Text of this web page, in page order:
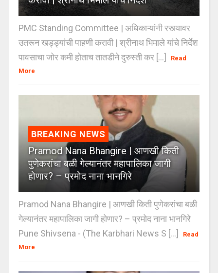
PMC Standing Committee | अधिकाऱ्यांनी रस्त्यावर
उतरून खड्ड्यांची पाहणी करावी | श्रीनाथ भिमाले यांचे निर्देश
पावसाचा जोर कमी होताच तातडीने दुरुस्ती कर [...]
Read
More
BREAKING NEWS
Pramod Nana Bhangire | आणखी किती
पुणेकरांचा बळी गेल्यानंतर महापालिका जागी
होणार? – प्रमोद नाना भानगिरे
Pramod Nana Bhangire | आणखी किती पुणेकरांचा बळी
गेल्यानंतर महापालिका जागी होणार? – प्रमोद नाना भानगिरे
Pune Shivsena - (The Karbhari News S [...]
Read
More